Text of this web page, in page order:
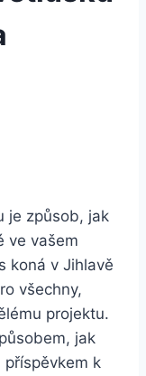
je ‌způsob, jak
ve vašem
koná​ v Jihlavě
všechny,
projektu.
jak
k